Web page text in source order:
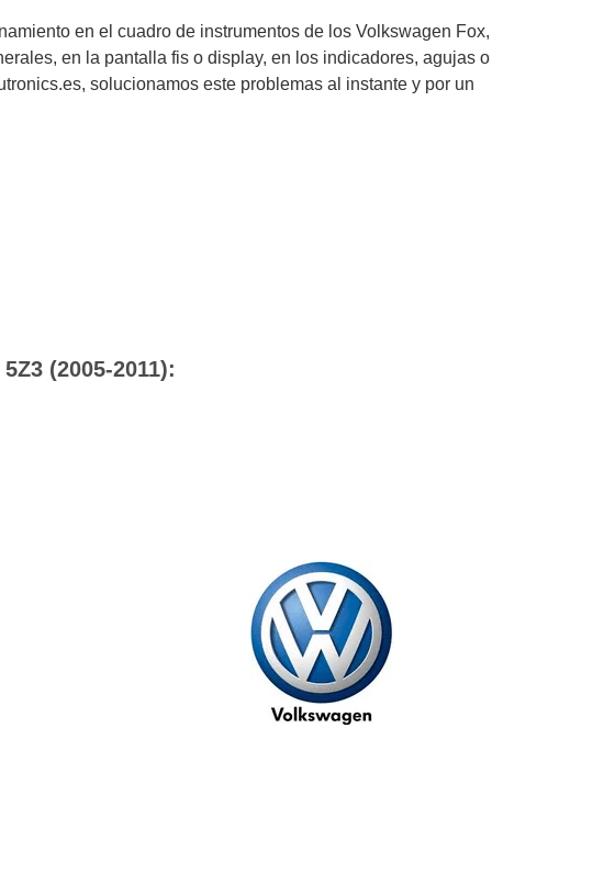
en el cuadro de instrumentos de los Volkswagen Fox,
en la pantalla fis o display, en los indicadores, agujas o
solucionamos este problemas al instante y por un
(2005-2011):